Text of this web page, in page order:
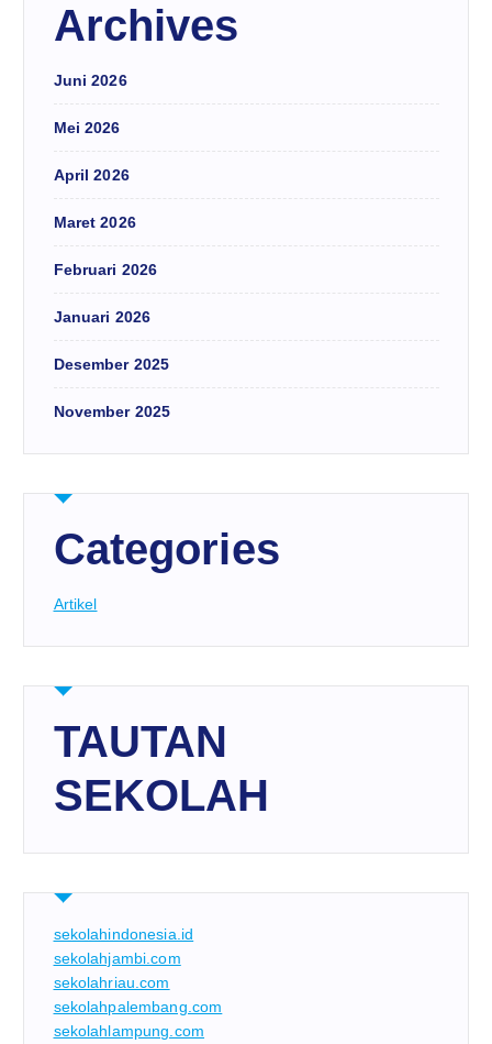
Archives
Juni 2026
Mei 2026
April 2026
Maret 2026
Februari 2026
Januari 2026
Desember 2025
November 2025
Categories
Artikel
TAUTAN
SEKOLAH
sekolahindonesia.id
sekolahjambi.com
sekolahriau.com
sekolahpalembang.com
sekolahlampung.com